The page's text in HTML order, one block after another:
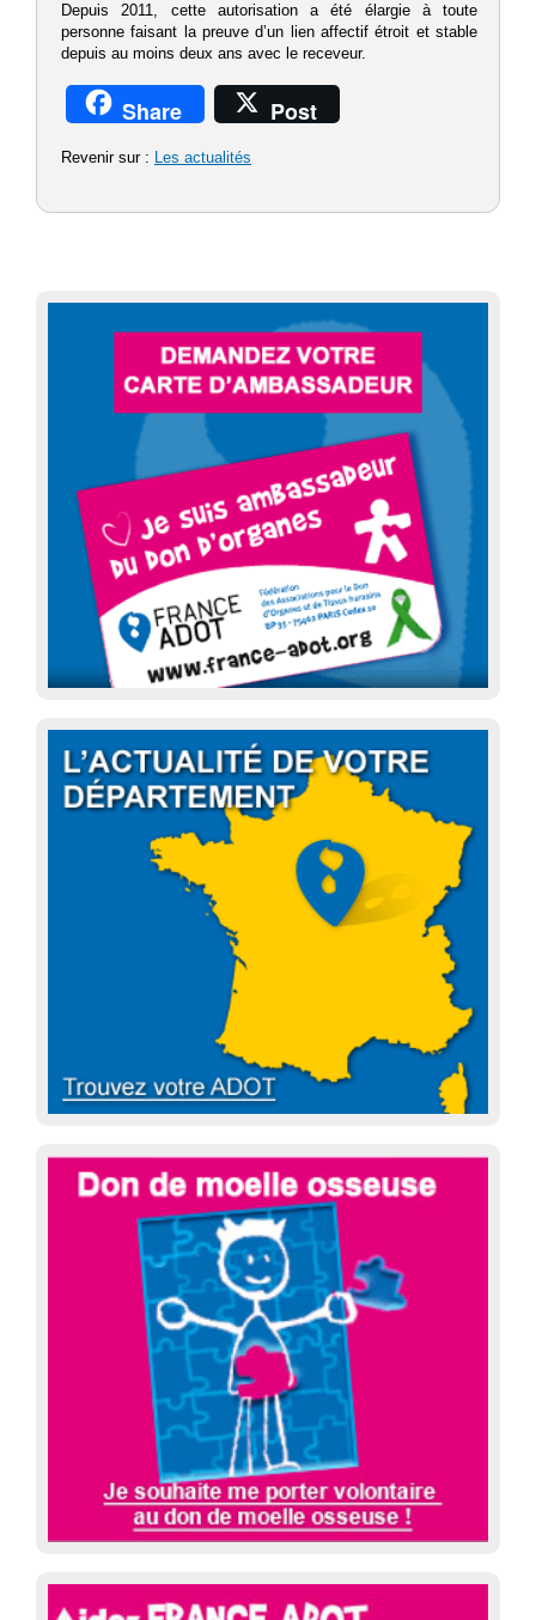
Depuis 2011, cette autorisation a été élargie à toute
personne faisant la preuve d’un lien affectif étroit et stable
depuis au moins deux ans avec le receveur.
Share Post
Revenir sur : Les actualités